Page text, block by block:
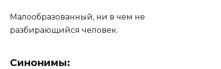
Малообразованный, ни в чем не
разбирающийся человек.
Синонимы: